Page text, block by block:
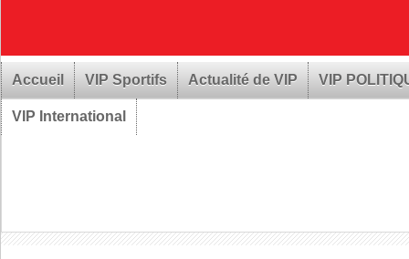
Accueil VIP Sportifs Actualité de VIP VIP
VIP International